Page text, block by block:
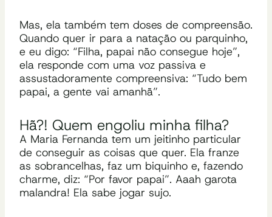
Mas, ela também tem doses de compreensão.
Quando quer ir para a natação ou parquinho,
e eu digo: “Filha, papai não consegue hoje”,
ela responde com uma voz passiva e
assustadoramente compreensiva: “Tudo bem
papai, a gente vai amanhã”.
Hã?! Quem engoliu minha filha?
A Maria Fernanda tem um jeitinho particular
de conseguir as coisas que quer. Ela franze
as sobrancelhas, faz um biquinho e, fazendo
charme, diz: “Por favor papai”. Aaah garota
malandra! Ela sabe jogar sujo.